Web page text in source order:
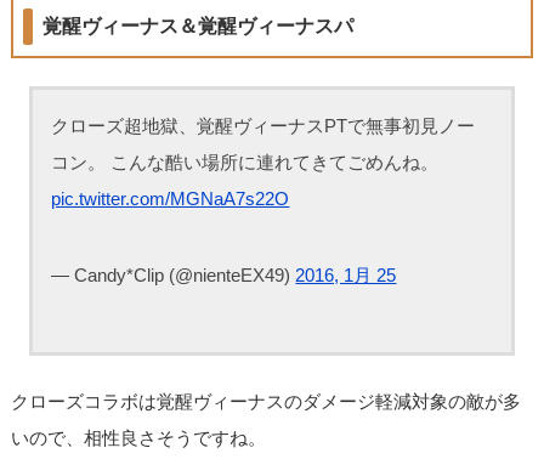
覚醒ヴィーナス＆覚醒ヴィーナスパ
クローズ超地獄、覚醒ヴィーナスPTで無事初見ノー
コン。 こんな酷い場所に連れてきてごめんね。
pic.twitter.com/MGNaA7s22O
— Candy*Clip (@nienteEX49) 2016, 1月 25
クローズコラボは覚醒ヴィーナスのダメージ軽減対象の敵が多
いので、相性良さそうですね。